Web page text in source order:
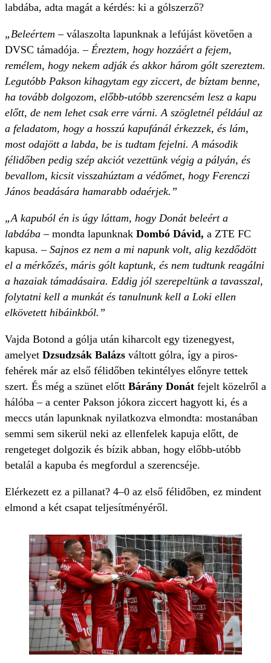
labdába, adta magát a kérdés: ki a gólszerző?
„Beleértem – válaszolta lapunknak a lefújást követően a
DVSC támadója.– Éreztem, hogy hozzáért a fejem,
remélem, hogy nekem adják és akkor három gólt szereztem.
Legutóbb Pakson kihagytam egy ziccert, de bíztam benne,
ha tovább dolgozom, előbb-utóbb szerencsém lesz a kapu
előtt, de nem lehet csak erre várni. A szögletnél például az
a feladatom, hogy a hosszú kapufánál érkezzek, és lám,
most odajött a labda, be is tudtam fejelni. A második
félidőben pedig szép akciót vezettünk végig a pályán, és
bevallom, kicsit visszahúztam a védőmet, hogy Ferenczi
János beadására hamarabb odaérjek.”
„A kapuból én is úgy láttam, hogy Donát beleért a
labdába – mondta lapunknak Dombó Dávid, a ZTE FC
kapusa.– Sajnos ez nem a mi napunk volt, alig kezdődött
el a mérkőzés, máris gólt kaptunk, és nem tudtunk reagálni
a hazaiak támadásaira. Eddig jól szerepeltünk a tavasszal,
folytatni kell a munkát és tanulnunk kell a Loki ellen
elkövetett hibáinkból.”
Vajda Botond a gólja után kiharcolt egy tizenegyest,
amelyet Dzsudzsák Balázs váltott gólra, így a piros-
fehérek már az első félidőben tekintélyes előnyre tettek
szert. És még a szünet előtt Bárány Donát fejelt közelről a
hálóba – a center Pakson jókora ziccert hagyott ki, és a
meccs után lapunknak nyilatkozva elmondta: mostanában
semmi sem sikerül neki az ellenfelek kapuja előtt, de
rengeteget dolgozik és bízik abban, hogy előbb-utóbb
betalál a kapuba és megfordul a szerencséje.
Elérkezett ez a pillanat? 4–0 az első félidőben, ez mindent
elmond a két csapat teljesítményéről.